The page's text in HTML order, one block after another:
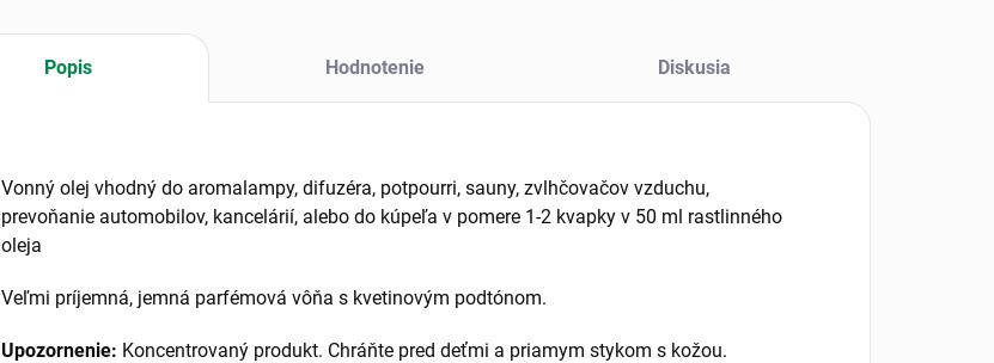
Popis Hodnotenie Diskusia
Vonný olej vhodný do aromalampy, difuzéra, potpourri, sauny, zvlhčovačov vzduchu,
prevoňanie automobilov, kancelárií, alebo do kúpeľa v pomere 1-2 kvapky v 50 ml rastlinného
oleja
Veľmi príjemná, jemná parfémová vôňa s kvetinovým podtónom.
Upozornenie: Koncentrovaný produkt. Chráňte pred deťmi a priamym stykom s kožou.